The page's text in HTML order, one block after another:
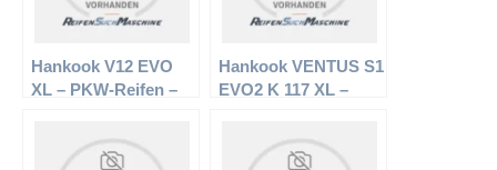
Hankook V12 EVO
XL – PKW-Reifen –
Hankook VENTUS S1
EVO2 K 117 XL –
Sommerreifen